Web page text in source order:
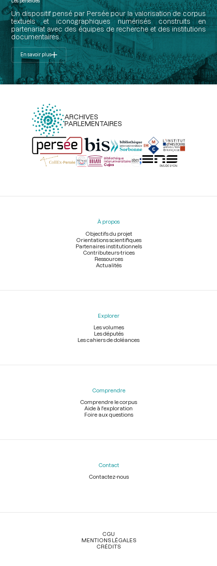
Un dispositif pensé par Persée pour la valorisation de corpus
textuels et iconographiques numérisés construits en
partenariat avec des équipes de recherche et des institutions
documentaires.
En savoir plus
ARCHIVES
PARLEMENTAIRES
Menu
À propos
Objectifs du projet
Orientations scientifiques
Partenaires institutionnels
Contributeurs-trices
Ressources
Actualités
Explorer
Les volumes
Les députés
Les cahiers de doléances
Comprendre
Comprendre le corpus
Aide à l'exploration
Foire aux questions
Contact
Contactez-nous
Légal
CGU
MENTIONS LÉGALES
CRÉDITS